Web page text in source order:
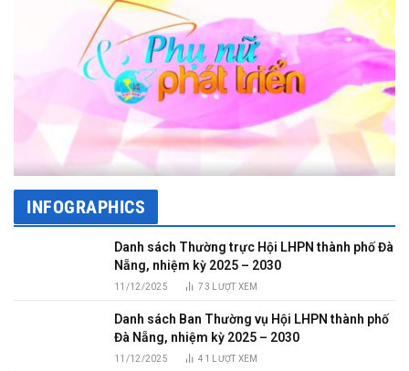
INFOGRAPHICS
Danh sách Thường trực Hội LHPN thành phố Đà
Nẵng, nhiệm kỳ 2025 – 2030
11/12/2025 73 LƯỢT XEM
Danh sách Ban Thường vụ Hội LHPN thành phố
Đà Nẵng, nhiệm kỳ 2025 – 2030
11/12/2025 41 LƯỢT XEM